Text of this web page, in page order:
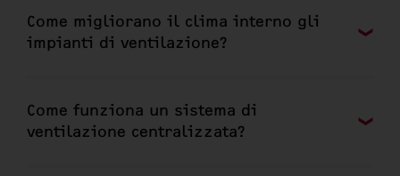
Come migliorano il clima interno gli
impianti di ventilazione?
Come funziona un sistema di
ventilazione centralizzata?